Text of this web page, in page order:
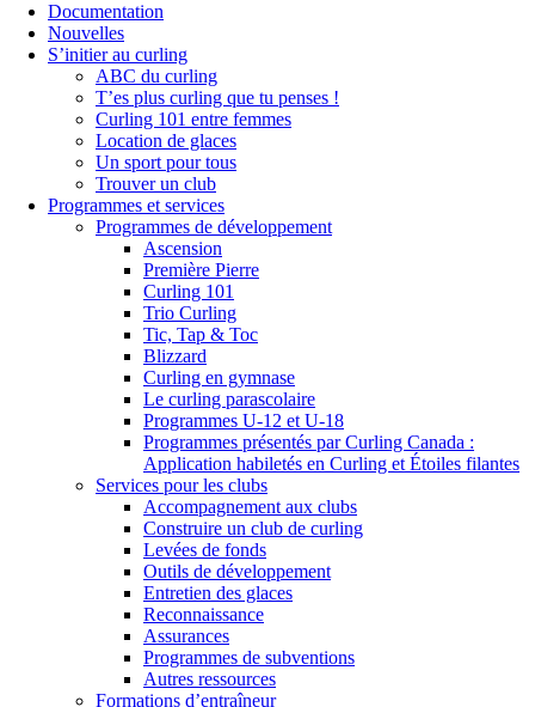
Documentation
Nouvelles
S’initier au curling
ABC du curling
T’es plus curling que tu penses !
Curling 101 entre femmes
Location de glaces
Un sport pour tous
Trouver un club
Programmes et services
Programmes de développement
Ascension
Première Pierre
Curling 101
Trio Curling
Tic, Tap & Toc
Blizzard
Curling en gymnase
Le curling parascolaire
Programmes U-12 et U-18
Programmes présentés par Curling Canada :
Application habiletés en Curling et Étoiles filantes
Services pour les clubs
Accompagnement aux clubs
Construire un club de curling
Levées de fonds
Outils de développement
Entretien des glaces
Reconnaissance
Assurances
Programmes de subventions
Autres ressources
Formations d’entraîneur